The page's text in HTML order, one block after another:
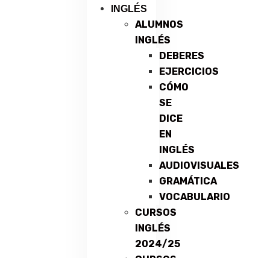
INGLÉS
ALUMNOS
INGLÉS
DEBERES
EJERCICIOS
CÓMO
SE
DICE
EN
INGLÉS
AUDIOVISUALES
GRAMÁTICA
VOCABULARIO
CURSOS
INGLÉS
2024/25